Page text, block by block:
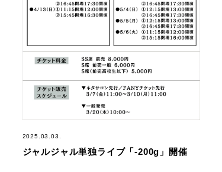
2025.03.03.
ジャルジャル単独ライブ「-200g」開催